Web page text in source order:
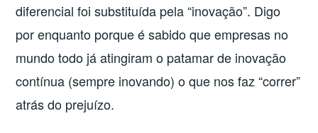
diferencial foi substituída pela “inovação”. Digo
por enquanto porque é sabido que empresas no
mundo todo já atingiram o patamar de inovação
contínua (sempre inovando) o que nos faz “correr”
atrás do prejuízo.